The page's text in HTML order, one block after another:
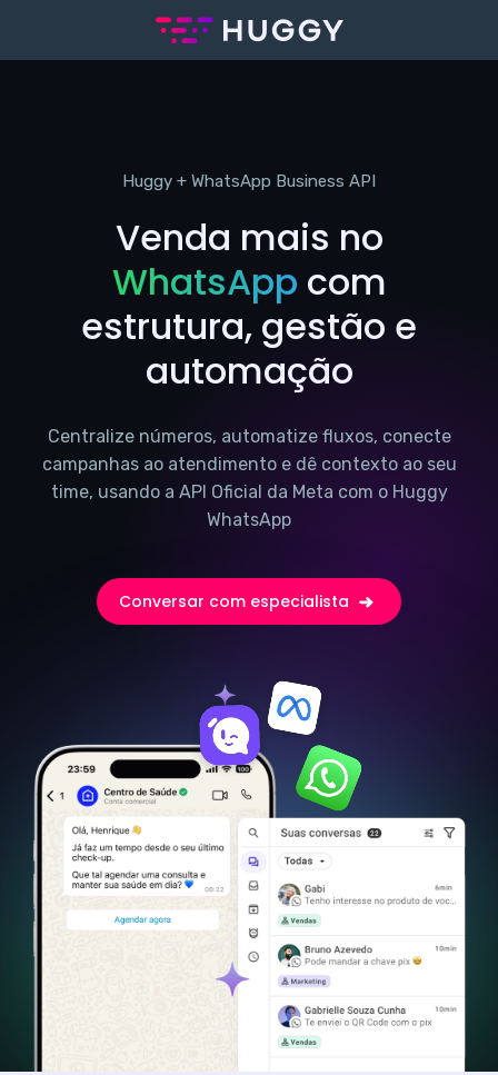
Huggy + WhatsApp Business API
Venda mais no
WhatsApp com
estrutura, gestão e
automação
Centralize números, automatize fluxos, conecte
campanhas ao atendimento e dê contexto ao seu
time, usando a API Oficial da Meta com o Huggy
WhatsApp
Conversar com especialista